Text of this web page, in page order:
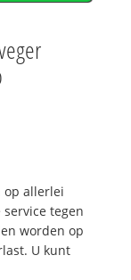
op allerlei
tegen
worden op
U kunt